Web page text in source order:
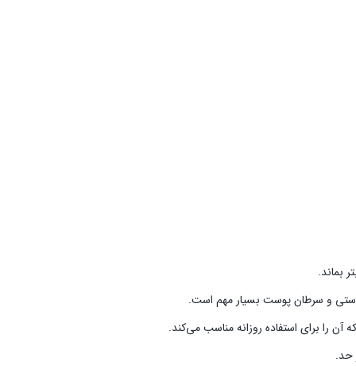
بماند.
را برای استفاده روزانه مناسب می‌کند.
حد.